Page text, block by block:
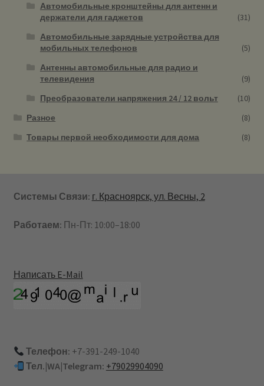
Автомобильные кронштейны для антенн и
держатели для гаджетов
(31)
Автомобильные зарядные устройства для
мобильных телефонов
(5)
Антенны автомобильные для радио и
телевидения
(9)
Преобразователи напряжения 24 / 12 вольт
(10)
Разное
(8)
Товары первой необходимости для дома
(8)
Системы Связи: г. Красноярск, ул. Весны, 2
Работаем: Пн-Пт: 10:00–18:00
Написать E-Mail
Телефон: +7-391-249-1040
Тел.|WA|Telegram: +79029904090